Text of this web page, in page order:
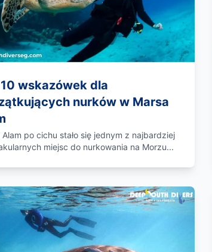
wskazówek dla
nurków w Marsa
Alam po cichu stało się jednym z najbardziej
miejsc do nurkowania na Morzu...